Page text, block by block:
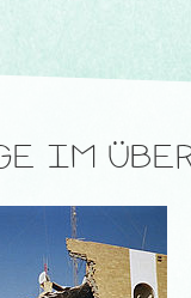
IM